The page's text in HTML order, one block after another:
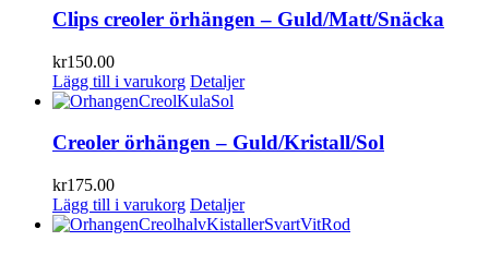
Clips creoler örhängen – Guld/Matt/Snäcka
kr150.00
Lägg till i varukorg Detaljer
Creoler örhängen – Guld/Kristall/Sol
kr175.00
Lägg till i varukorg Detaljer